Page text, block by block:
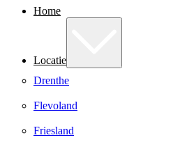
Home
Locatie
Drenthe
Flevoland
Friesland